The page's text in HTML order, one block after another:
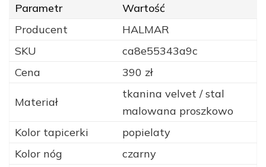
Parametr
Wartość
Producent
HALMAR
SKU
ca8e55343a9c
Cena
390 zł
Materiał
tkanina velvet / stal
malowana proszkowo
Kolor tapicerki
popielaty
Kolor nóg
czarny